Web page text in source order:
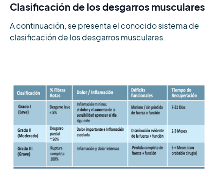
Clasificación de los desgarros musculares
A continuación, se presenta el conocido sistema de
clasificación de los desgarros musculares.